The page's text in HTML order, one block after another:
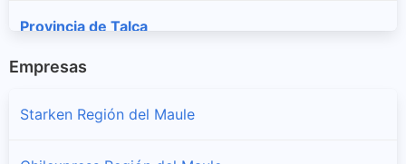
Provincia de Talca
Empresas
Starken Región del Maule